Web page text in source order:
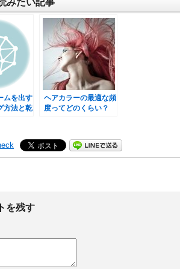
ムを出す
方法と乾
ヘアカラーの最適な頻
度ってどのくらい？
を残す